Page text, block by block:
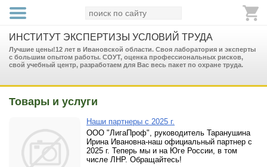
ИНСТИТУТ ЭКСПЕРТИЗЫ УСЛОВИЙ ТРУДА
Лучшие цены!12 лет в Ивановской области. Своя лаборатория и эксперты
с большим опытом работы. СОУТ, оценка профессиональных рисков,
свой учебный центр, разработаем для Вас весь пакет по охране труда.
Товары и услуги
Наши партнеры с 2025 г.
ООО "ЛигаПроф", руководитель Таранушина
Ирина Ивановна-наш официальный партнер с
2025 г. Теперь мы и на Юге России, в том
числе ЛНР. Обращайтесь!